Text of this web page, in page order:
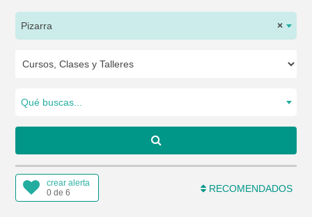
×
Pizarra
Qué buscas...
crear alerta
0 de 6
RECOMENDADOS